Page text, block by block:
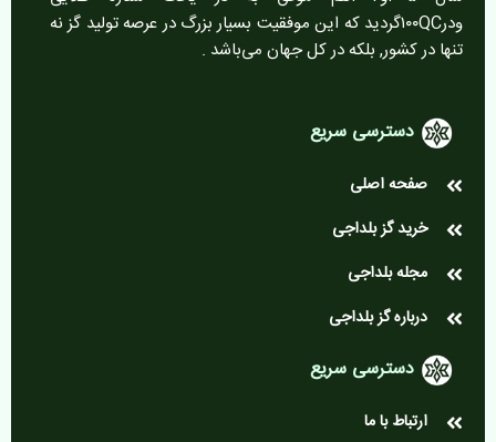
ودر۱۰۰QCگردید که این موفقیت بسیار بزرگ در عرصه تولید گز نه
تنها در کشور, بلکه در کل جهان می‌باشد .
دسترسی سریع
صفحه اصلی
خرید گز بلداجی
مجله بلداجی
درباره گز بلداجی
دسترسی سریع
ارتباط با ما